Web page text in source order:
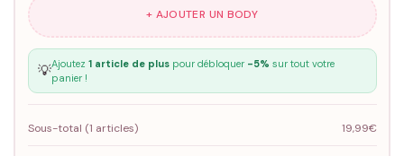
+ AJOUTER UN BODY
💡Ajoutez 1 article de pluspour débloquer -5% sur tout votre
panier !
Sous-total (1 articles) 19,99€